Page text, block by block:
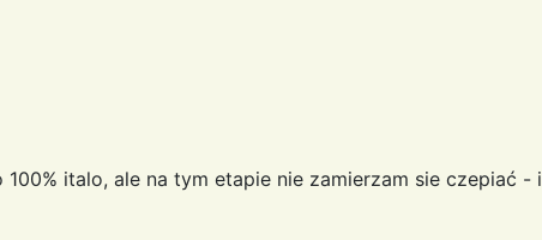
italo, ale na tym etapie nie zamierzam sie czepiać - i